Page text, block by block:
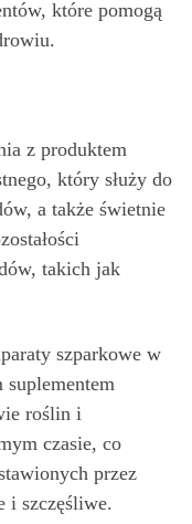
które pomogą
z produktem
który służy do
a także świetnie
takich jak
szparkowe w
roślin i
czasie, co
przez
i szczęśliwe.